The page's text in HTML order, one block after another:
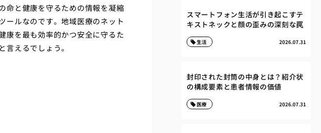
命と健康を守るための情報を凝縮
ールなのです。地域医療のネット
康を最も効率的かつ安全に守るた
えるでしょう。
スマートフォン生活が引き起こすテ
キストネックと顔の歪みの深刻な罠
2026.07.31
生活
封印された封筒の中身とは？紹介状
の構成要素と患者情報の価値
2026.07.31
医療